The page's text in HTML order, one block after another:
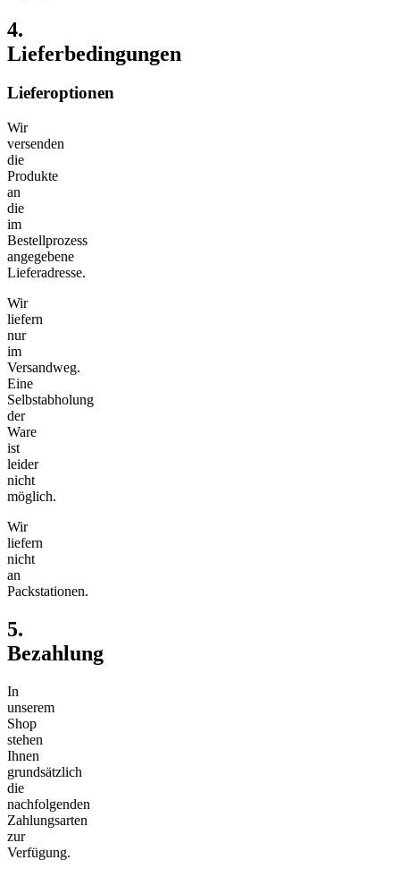
4.
Lieferbedingungen
Lieferoptionen
Wir
versenden
die
Produkte
an
die
im
Bestellprozess
angegebene
Lieferadresse.
Wir
liefern
nur
im
Versandweg.
Eine
Selbstabholung
der
Ware
ist
leider
nicht
möglich.
Wir
liefern
nicht
an
Packstationen.
5.
Bezahlung
In
unserem
Shop
stehen
Ihnen
grundsätzlich
die
nachfolgenden
Zahlungsarten
zur
Verfügung.